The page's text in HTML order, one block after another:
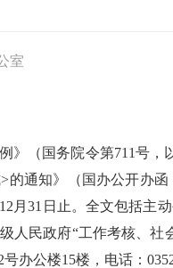
室
》（国务院令第711号
的通知》（国办公开办
月31日止。全文包括
人民政府“工作考核、
公楼15楼，电话：0352